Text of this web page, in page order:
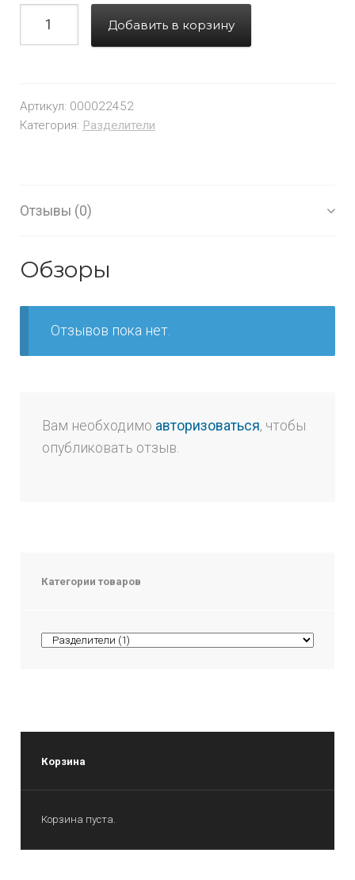
Добавить в корзину
Артикул: 000022452
Категория: Разделители
Отзывы (0)
Обзоры
Отзывов пока нет.
Вам необходимо авторизоваться, чтобы
опубликовать отзыв.
Категории товаров
Корзина
Корзина пуста.